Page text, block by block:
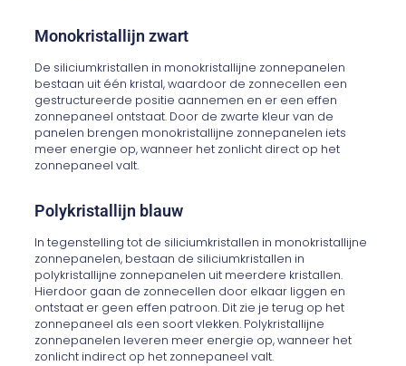
Monokristallijn zwart
De siliciumkristallen in monokristallijne zonnepanelen
bestaan uit één kristal, waardoor de zonnecellen een
gestructureerde positie aannemen en er een effen
zonnepaneel ontstaat. Door de zwarte kleur van de
panelen brengen monokristallijne zonnepanelen iets
meer energie op, wanneer het zonlicht direct op het
zonnepaneel valt.
Polykristallijn blauw
In tegenstelling tot de siliciumkristallen in monokristallijne
zonnepanelen, bestaan de siliciumkristallen in
polykristallijne zonnepanelen uit meerdere kristallen.
Hierdoor gaan de zonnecellen door elkaar liggen en
ontstaat er geen effen patroon. Dit zie je terug op het
zonnepaneel als een soort vlekken. Polykristallijne
zonnepanelen leveren meer energie op, wanneer het
zonlicht indirect op het zonnepaneel valt.